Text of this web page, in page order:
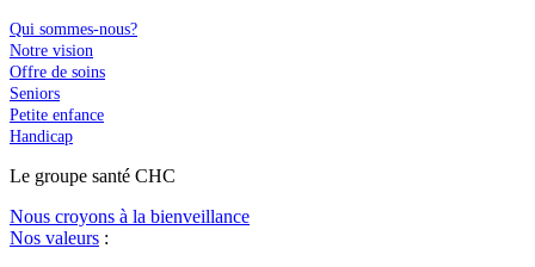
Qui sommes-nous?
Notre vision
Offre de soins
Seniors
Petite enfance
Handicap
Le groupe santé CHC
Nous croyons à la bienveillance
Nos valeurs :